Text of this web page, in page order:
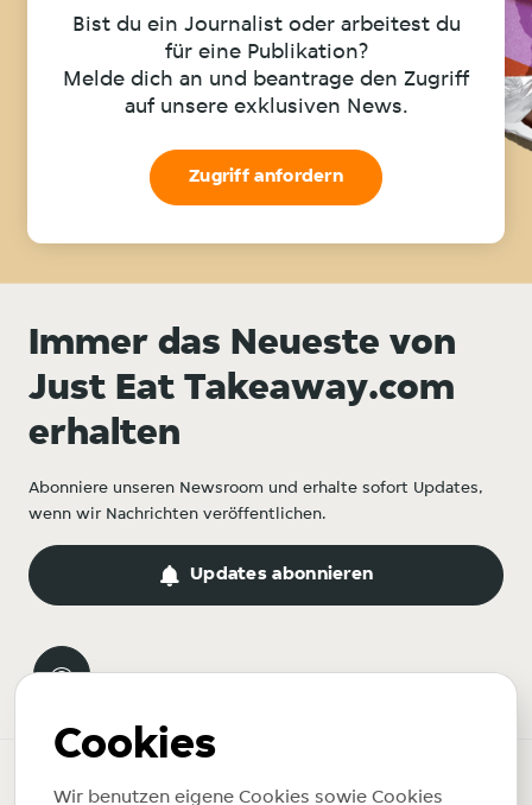
Bist du ein Journalist oder arbeitest du
für eine Publikation?
Melde dich an und beantrage den Zugriff
auf unsere exklusiven News.
Zugriff anfordern
Immer das Neueste von
Just Eat Takeaway.com
erhalten
Abonniere unseren Newsroom und erhalte sofort Updates,
wenn wir Nachrichten veröffentlichen.
Updates abonnieren
Cookies
Wir benutzen eigene Cookies sowie Cookies